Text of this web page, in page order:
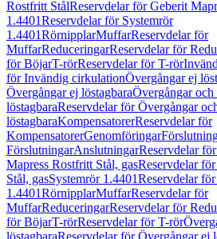
Rostfritt StålReservdelar för Geberit
1.4401Reservdelar för Systemrör
1.4401RörnipplarMuffarReservdelar för
MuffarReduceringarReservdelar för
för BöjarT-rörReservdelar för T-rör
för Invändig cirkulationÖvergångar ej
Övergångar ej löstagbaraÖvergångar och
löstagbaraReservdelar för Övergångar
löstagbaraKompensatorerReservdelar för
KompensatorerGenomföringar
FörslutningarAnslutningarReservdelar
Mapress Rostfritt Stål, gasReservdelar
Stål, gasSystemrör 1.4401Reservdelar
1.4401RörnipplarMuffarReservdelar för
MuffarReduceringarReservdelar för
för BöjarT-rörReservdelar för T-rör
löstagbaraReservdelar för Övergångar ej